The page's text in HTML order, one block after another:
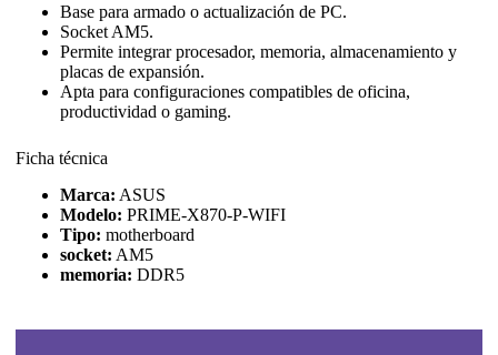
Base para armado o actualización de PC.
Socket AM5.
Permite integrar procesador, memoria, almacenamiento y
placas de expansión.
Apta para configuraciones compatibles de oficina,
productividad o gaming.
Ficha técnica
Marca: ASUS
Modelo: PRIME-X870-P-WIFI
Tipo: motherboard
socket: AM5
memoria: DDR5